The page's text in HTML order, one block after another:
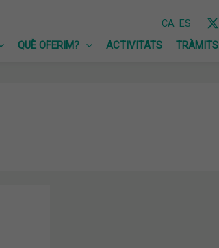
CA ES
QUÈ OFERIM? ACTIVITATS TRÀMITS